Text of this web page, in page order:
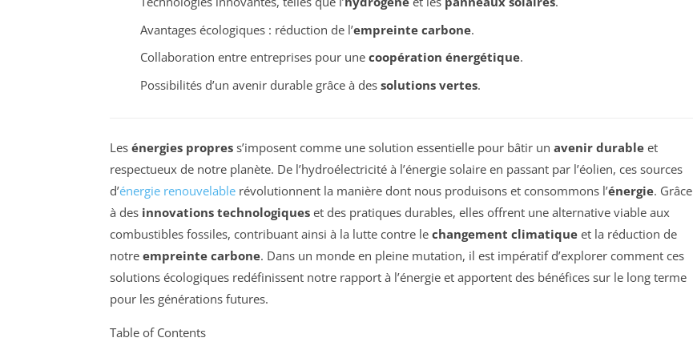
Avantages écologiques : réduction de l’empreinte carbone.
Collaboration entre entreprises pour une coopération énergétique.
Possibilités d’un avenir durable grâce à des solutions vertes.
Les énergies propres s’imposent comme une solution essentielle pour bâtir un avenir durable et
respectueux de notre planète. De l’hydroélectricité à l’énergie solaire en passant par l’éolien, ces sources
d’énergie renouvelable révolutionnent la manière dont nous produisons et consommons l’énergie. Grâce
à des innovations technologiques et des pratiques durables, elles offrent une alternative viable aux
combustibles fossiles, contribuant ainsi à la lutte contre le changement climatique et la réduction de
notre empreinte carbone. Dans un monde en pleine mutation, il est impératif d’explorer comment ces
solutions écologiques redéfinissent notre rapport à l’énergie et apportent des bénéfices sur le long terme
pour les générations futures.
Table of Contents